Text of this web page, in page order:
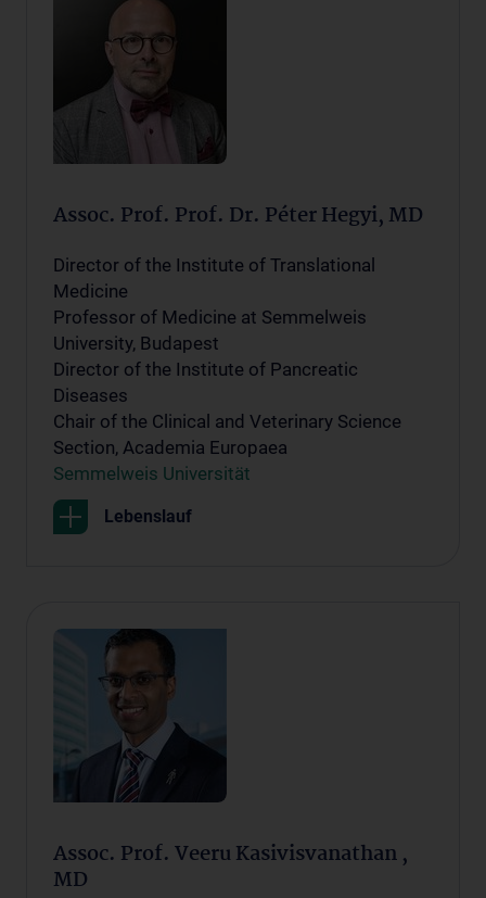
Assoc. Prof. Prof. Dr. Péter Hegyi, MD
Director of the Institute of Translational
Medicine
Professor of Medicine at Semmelweis
University, Budapest
Director of the Institute of Pancreatic
Diseases
Chair of the Clinical and Veterinary Science
Section, Academia Europaea
Semmelweis Universität
Lebenslauf
Assoc. Prof. Veeru Kasivisvanathan ,
MD